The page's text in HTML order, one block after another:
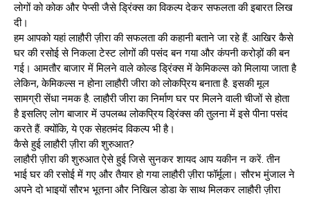
लोगों को कोक और पेप्सी जैसे ड्रिंक्स का विकल्प देकर सफलता की इबारत लिख
दी।
हम आपको यहां लाहौरी ज़ीरा की सफलता की कहानी बताने जा रहे हैं. आखिर कैसे
घर की रसोई से निकला टेस्ट लोगों की पसंद बन गया और कंपनी करोड़ों की बन
गई। आमतौर बाजार में मिलने वाले कोल्ड ड्रिंक्स में केमिकल्स को मिलाया जाता है
लेकिन, केमिकल्स न होना लाहौरी जीरा को लोकप्रिय बनाता है. इसकी मूल
सामग्री सेंधा नमक है. लाहौरी जीरा का निर्माण घर पर मिलने वाली चीजों से होता
है इसलिए लोग बाजार में उपलब्ध लोकप्रिय ड्रिंक्स की तुलना में इसे पीना पसंद
करते हैं. क्योंकि, ये एक सेहतमंद विकल्प भी है।
कैसे हुई लाहौरी ज़ीरा की शुरुआत?
लाहौरी ज़ीरा की शुरुआत ऐसे हुई जिसे सुनकर शायद आप यकीन न करें. तीन
भाई घर की रसोई में गए और तैयार हो गया लाहौरी ज़ीरा फॉर्मूला। सौरभ मुंजाल ने
अपने दो भाइयों सौरभ भूतना और निखिल डोडा के साथ मिलकर लाहौरी ज़ीरा